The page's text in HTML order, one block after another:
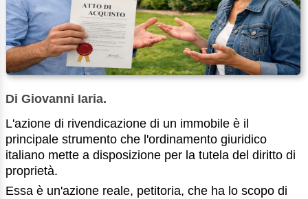
Di Giovanni Iaria.
L'azione di rivendicazione di un immobile è il
principale strumento che l'ordinamento giuridico
italiano mette a disposizione per la tutela del diritto di
proprietà.
Essa è un'azione reale, petitoria, che ha lo scopo di